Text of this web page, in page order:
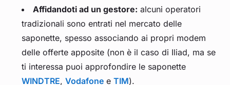
Affidandoti ad un gestore: alcuni operatori
tradizionali sono entrati nel mercato delle
saponette, spesso associando ai propri modem
delle offerte apposite (non è il caso di Iliad, ma se
ti interessa puoi approfondire le saponette
WINDTRE,Vodafone eTIM).